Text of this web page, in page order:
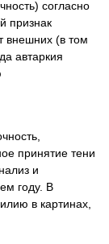
согласно
признак
внешних (в том
автаркия
принятие тени
и
году. В
в картинах,